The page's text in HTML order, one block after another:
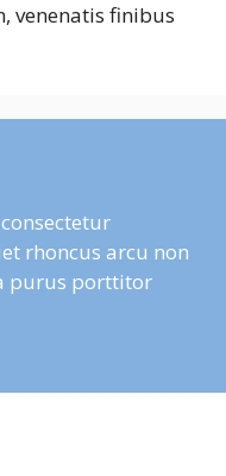
venenatis finibus
rhoncus arcu non
purus porttitor